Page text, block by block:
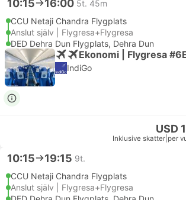
10:15 16:00 5t. 45m
CCU Netaji Chandra Flygplats
Anslut själv | Flygresa+Flygresa
DED Dehra Dun Flygplats, Dehra Dun
Ekonomi | Flygresa
IndiGo
USD
Inklusive skatter per
10:15 19:15 9t.
CCU Netaji Chandra Flygplats
Anslut själv | Flygresa+Flygresa